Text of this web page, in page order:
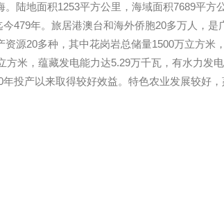
陆地面积1253平方公里，海域面积7689平
479年。旅居港澳台和海外侨胞20多万人，
源20多种，其中花岗岩总储量1500万立方
米，蕴藏发电能力达5.29万千瓦，有水力发
年投产以来取得较好效益。特色农业发展较好